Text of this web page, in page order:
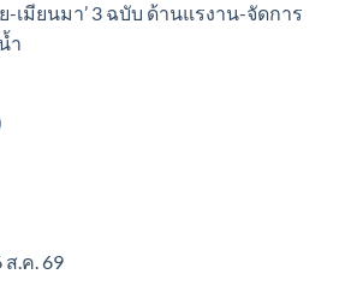
-เมียนมา’ 3 ฉบับ ด้านแรงาน-จัดการ
ำ
.ค. 69